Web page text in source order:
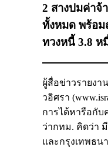
2 สางปมค่าจ้
ทั้งหมด พร้อม
ทวงหนี้ 3.8 ห
ผู้สื่อข่าวรายงา
วอิศรา
การได้หารือกั
ว่ากทม. คิดว่า
และกรุงเทพธน